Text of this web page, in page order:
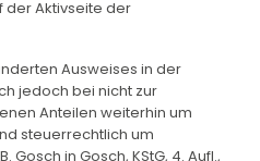
Aktivseite der
Ausweises in der
jedoch bei nicht zur
Anteilen weiterhin um
steuerrechtlich um
in Gosch, KStG, 4. Aufl.,